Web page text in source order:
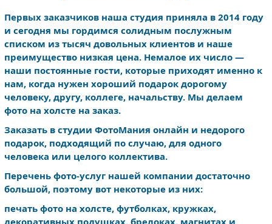
Первых заказчиков наша студия приняла в 2014 году
и сегодня мы гордимся солидным послужным
списком из тысяч довольных клиентов и наше
преимущество низкая цена. Немалое их число —
наши постоянные гости, которые приходят именно к
нам, когда нужен хороший подарок дорогому
человеку, другу, коллеге, начальству. Мы делаем
фото на холсте на заказ.
Заказать в студии ФотоМания онлайн и недорого
подарок, подходящий по случаю, для одного
человека или целого коллектива.
Перечень фото-услуг нашей компании достаточно
большой, поэтому вот некоторые из них:
печать фото на холсте, футболках, кружках,
декоративных подушках, брелоках, магнитах и